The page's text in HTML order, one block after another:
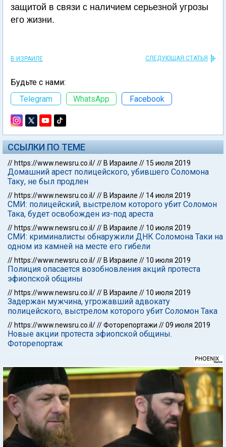
защитой в связи с наличием серьезной угрозы
его жизни.
В ИЗРАИЛЕ СЛЕДУЮЩАЯ СТАТЬЯ
Будьте с нами:
Telegram
WhatsApp Facebook
ССЫЛКИ ПО ТЕМЕ
// https://www.newsru.co.il/// В Израиле // 15 июля 2019
Домашний арест полицейского, убившего Соломона
Таку, не был продлен
// https://www.newsru.co.il/// В Израиле // 14 июля 2019
СМИ: полицейский, выстрелом которого убит Соломон
Така, будет освобожден из-под ареста
// https://www.newsru.co.il/// В Израиле // 10 июля 2019
СМИ: криминалисты обнаружили ДНК Соломона Таки на
одном из камней на месте его гибели
// https://www.newsru.co.il/// В Израиле // 10 июля 2019
Полиция опасается возобновления акций протеста
эфиопской общины
// https://www.newsru.co.il/// В Израиле // 10 июля 2019
Задержан мужчина, угрожавший адвокату
полицейского, выстрелом которого убит Соломон Така
// https://www.newsru.co.il///Фоторепортажи //09 июля 2019
Новые акции протеста эфиопской общины.
Фоторепортаж